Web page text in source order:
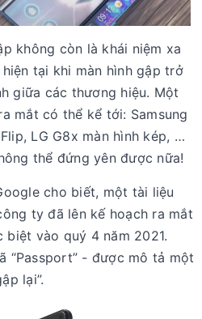
không còn là khái niệm xa
tại khi màn hình gập trở
giữa các thương hiệu. Một
mắt có thể kể tới: Samsung
LG G8x màn hình kép, …
thể đứng yên được nữa!
cho biết, một tài liệu
ty đã lên kế hoạch ra mắt
vào quý 4 năm 2021.
“Passport” - được mô tả một
lại”.